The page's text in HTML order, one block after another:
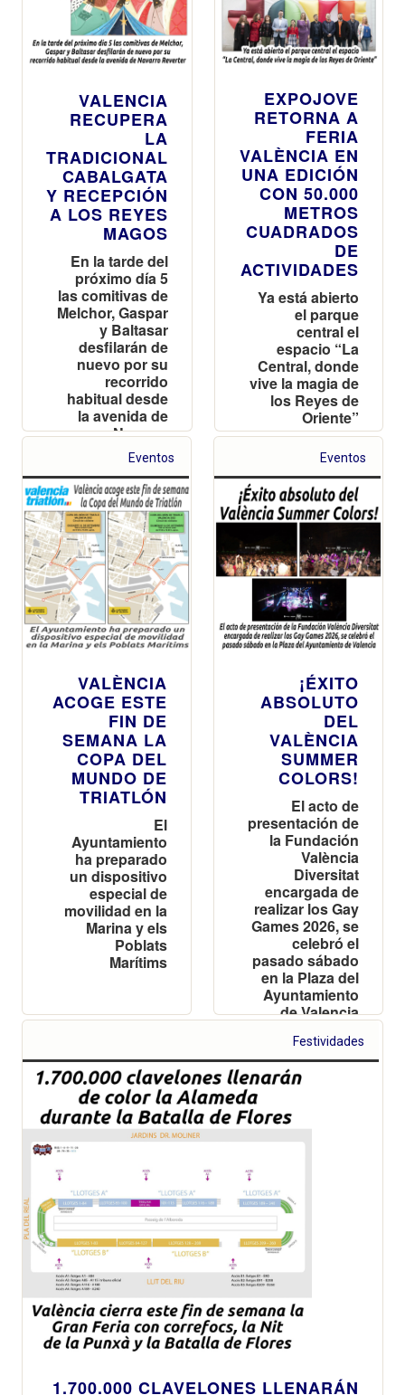
VALENCIA
RECUPERA
LA
TRADICIONAL
CABALGATA
Y RECEPCIÓN
A LOS REYES
MAGOS
En la tarde del
próximo día 5
las comitivas de
Melchor, Gaspar
y Baltasar
desfilarán de
nuevo por su
recorrido
habitual desde
la avenida de
Navarro
Reverter
EXPOJOVE
RETORNA A
FERIA
VALÈNCIA EN
UNA EDICIÓN
CON 50.000
METROS
CUADRADOS
DE
ACTIVIDADES
Ya está abierto
el parque
central el
espacio “La
Central, donde
vive la magia de
los Reyes de
Oriente”
Eventos
VALÈNCIA
ACOGE ESTE
FIN DE
SEMANA LA
COPA DEL
MUNDO DE
TRIATLÓN
El
Ayuntamiento
ha preparado
un dispositivo
especial de
movilidad en la
Marina y els
Poblats
Marítims
Eventos
¡ÉXITO
ABSOLUTO
DEL
VALÈNCIA
SUMMER
COLORS!
El acto de
presentación de
la Fundación
València
Diversitat
encargada de
realizar los Gay
Games 2026, se
celebró el
pasado sábado
en la Plaza del
Ayuntamiento
de Valencia
Festividades
1.700.000 CLAVELONES LLENARÁN